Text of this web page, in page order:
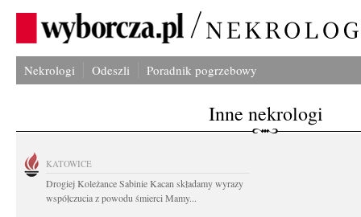
Nekrologi Odeszli Poradnik pogrzebowy
Inne nekrologi
KATOWICE
Drogiej Koleżance Sabinie Kacan składamy wyrazy
współczucia z powodu śmierci Mamy...